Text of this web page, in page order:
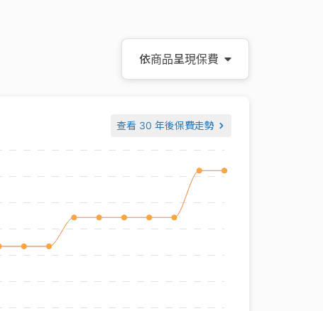
依商品呈現保費
查看 30 年後保費走勢